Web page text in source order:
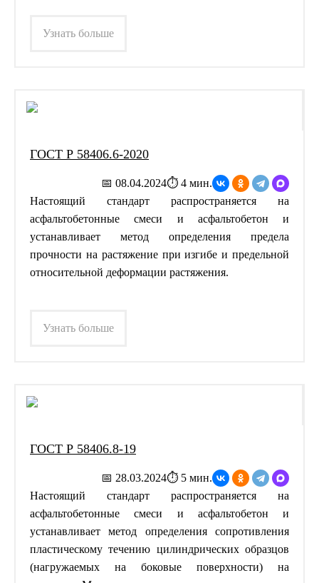
Узнать больше
ГОСТ Р 58406.6-2020
📅 08.04.2024⏱ 4 мин.
Настоящий стандарт распространяется на
асфальтобетонные смеси и асфальтобетон и
устанавливает метод определения предела
прочности на растяжение при изгибе и предельной
относительной деформации растяжения.
Узнать больше
ГОСТ Р 58406.8-19
📅 28.03.2024⏱ 5 мин.
Настоящий стандарт распространяется на
асфальтобетонные смеси и асфальтобетон и
устанавливает метод определения сопротивления
пластическому течению цилиндрических образцов
(нагружаемых на боковые поверхности) на